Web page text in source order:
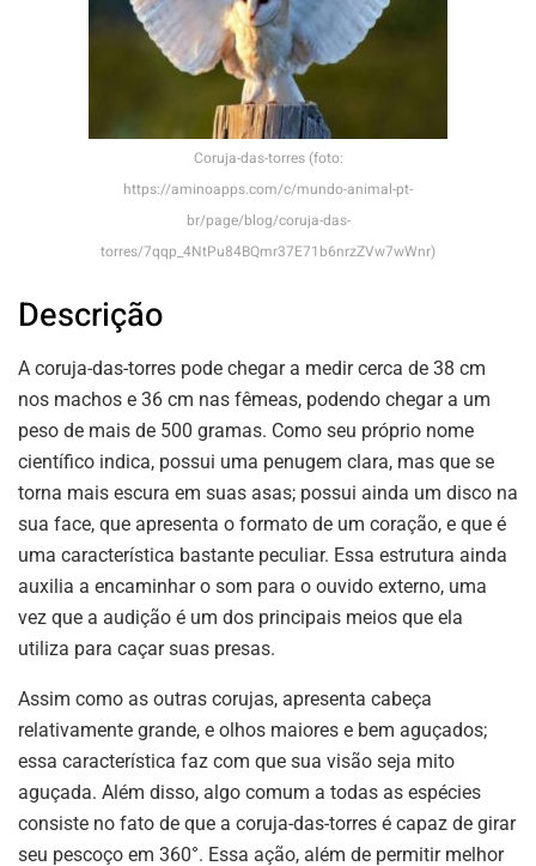
Coruja-das-torres (foto:
https://aminoapps.com/c/mundo-animal-pt-
br/page/blog/coruja-das-
torres/7qqp_4NtPu84BQmr37E71b6nrzZVw7wWnr)
Descrição
A coruja-das-torres pode chegar a medir cerca de 38 cm
nos machos e 36 cm nas fêmeas, podendo chegar a um
peso de mais de 500 gramas. Como seu próprio nome
científico indica, possui uma penugem clara, mas que se
torna mais escura em suas asas; possui ainda um disco na
sua face, que apresenta o formato de um coração, e que é
uma característica bastante peculiar. Essa estrutura ainda
auxilia a encaminhar o som para o ouvido externo, uma
vez que a audição é um dos principais meios que ela
utiliza para caçar suas presas.
Assim como as outras corujas, apresenta cabeça
relativamente grande, e olhos maiores e bem aguçados;
essa característica faz com que sua visão seja mito
aguçada. Além disso, algo comum a todas as espécies
consiste no fato de que a coruja-das-torres é capaz de girar
seu pescoço em 360°. Essa ação, além de permitir melhor